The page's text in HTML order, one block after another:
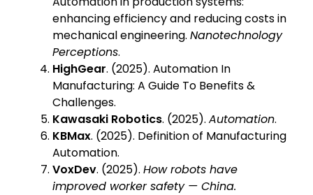
enhancing efficiency and reducing costs in
mechanical engineering. Nanotechnology
Perceptions.
HighGear. (2025). Automation In
Manufacturing: A Guide To Benefits &
Challenges.
Kawasaki Robotics. (2025). Automation.
KBMax. (2025). Definition of Manufacturing
Automation.
VoxDev. (2025). How robots have
improved worker safety — China.